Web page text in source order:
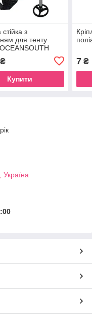
з
для тенту
Купити
7 ₴